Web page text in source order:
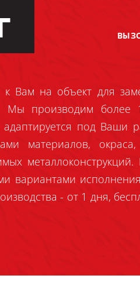
Вам на объект для
Мы производим более
под Ваши
материалов,
вариантами
- от 1 дня,